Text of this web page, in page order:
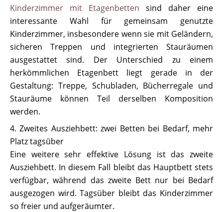
Kinderzimmer mit Etagenbetten sind daher eine
interessante Wahl für gemeinsam genutzte
Kinderzimmer, insbesondere wenn sie mit Geländern,
sicheren Treppen und integrierten Stauräumen
ausgestattet sind. Der Unterschied zu einem
herkömmlichen Etagenbett liegt gerade in der
Gestaltung: Treppe, Schubladen, Bücherregale und
Stauräume können Teil derselben Komposition
werden.
4. Zweites Ausziehbett: zwei Betten bei Bedarf, mehr
Platz tagsüber
Eine weitere sehr effektive Lösung ist das zweite
Ausziehbett. In diesem Fall bleibt das Hauptbett stets
verfügbar, während das zweite Bett nur bei Bedarf
ausgezogen wird. Tagsüber bleibt das Kinderzimmer
so freier und aufgeräumter.